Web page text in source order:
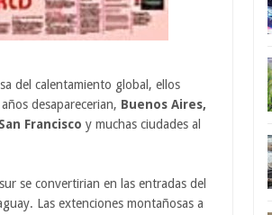
del calentamiento global, ellos
desaparecerian, Buenos Aires,
Francisco y muchas ciudades al
se convertirian en las entradas del
Las extenciones montañosas a